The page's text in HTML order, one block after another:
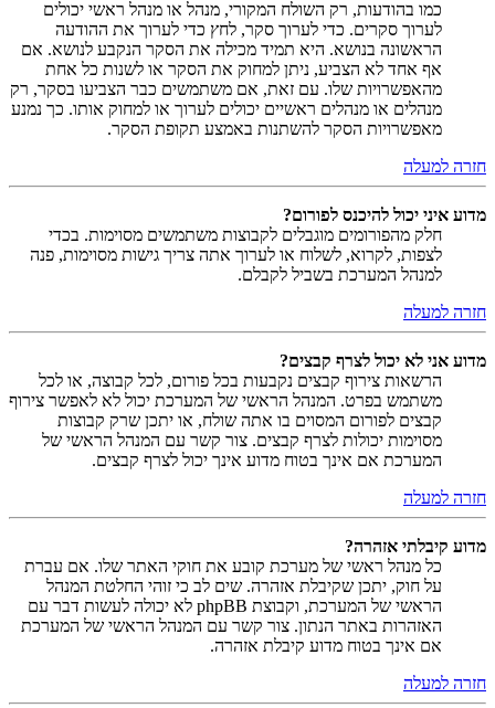
כמו בהודעות, רק השולח המקורי, מנהל או מנהל ראשי יכולים
לערוך סקרים. כדי לערוך סקר, לחץ כדי לערוך את ההודעה
הראשונה בנושא. היא תמיד מכילה את הסקר הנקבע לנושא. אם
אף אחד לא הצביע, ניתן למחוק את הסקר או לשנות כל אחת
מהאפשרויות שלו. עם זאת, אם משתמשים כבר הצביעו בסקר, רק
מנהלים או מנהלים ראשיים יכולים לערוך או למחוק אותו. כך נמנע
מאפשרויות הסקר להשתנות באמצע תקופת הסקר.
חזרה למעלה
מדוע איני יכול להיכנס לפורום?
חלק מהפורומים מוגבלים לקבוצות משתמשים מסוימות. בכדי
לצפות, לקרוא, לשלוח או לערוך אתה צריך גישות מסוימות, פנה
למנהל המערכת בשביל לקבלם.
חזרה למעלה
מדוע אני לא יכול לצרף קבצים?
הרשאות צירוף קבצים נקבעות בכל פורום, לכל קבוצה, או לכל
משתמש בפרט. המנהל הראשי של המערכת יכול לא לאפשר צירוף
קבצים לפורום המסוים בו אתה שולח, או יתכן שרק קבוצות
מסוימות יכולות לצרף קבצים. צור קשר עם המנהל הראשי של
המערכת אם אינך בטוח מדוע אינך יכול לצרף קבצים.
חזרה למעלה
מדוע קיבלתי אזהרה?
כל מנהל ראשי של מערכת קובע את חוקי האתר שלו. אם עברת
על חוק, יתכן שקיבלת אזהרה. שים לב כי זוהי החלטת המנהל
הראשי של המערכת, וקבוצת phpBB לא יכולה לעשות דבר עם
האזהרות באתר הנתון. צור קשר עם המנהל הראשי של המערכת
אם אינך בטוח מדוע קיבלת אזהרה.
חזרה למעלה